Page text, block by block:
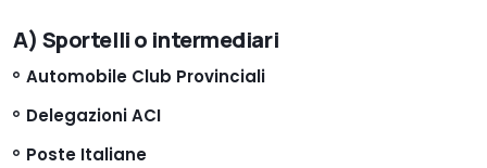
A) Sportelli o intermediari
Automobile Club Provinciali
Delegazioni ACI
Poste Italiane